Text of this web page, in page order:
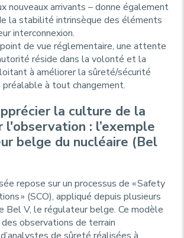
nouveaux arrivants – donne également
la stabilité intrinsèque des éléments
interconnexion.
point de vue réglementaire, une attente
réside dans la volonté et la
à améliorer la sûreté/sécurité
préalable à tout changement.
la culture de la
l'observation : l’exemple
belge du nucléaire (Bel
repose sur un processus de «Safety
» (SCO), appliqué depuis plusieurs
Bel V, le régulateur belge. Ce modèle
observations de terrain